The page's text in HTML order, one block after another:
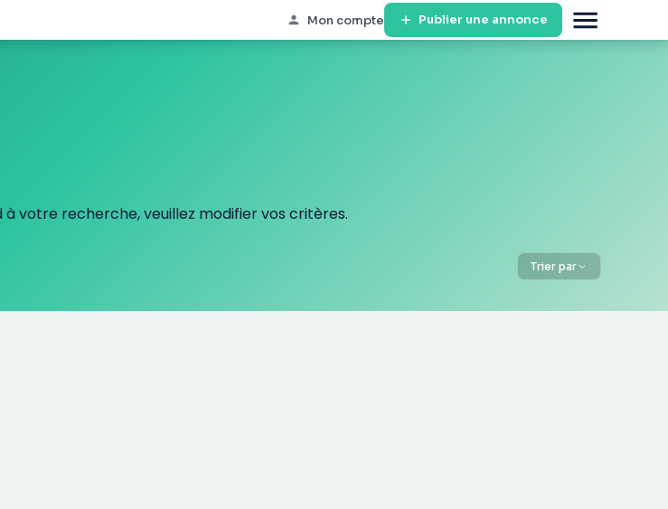
Mon compte Publier une annonce
votre recherche, veuillez modifier vos critères.
Trier par